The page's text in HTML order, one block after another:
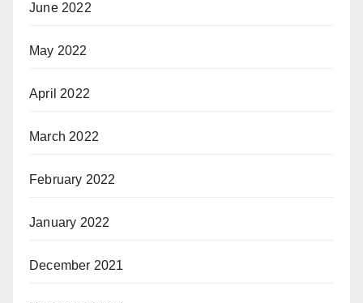
June 2022
May 2022
April 2022
March 2022
February 2022
January 2022
December 2021